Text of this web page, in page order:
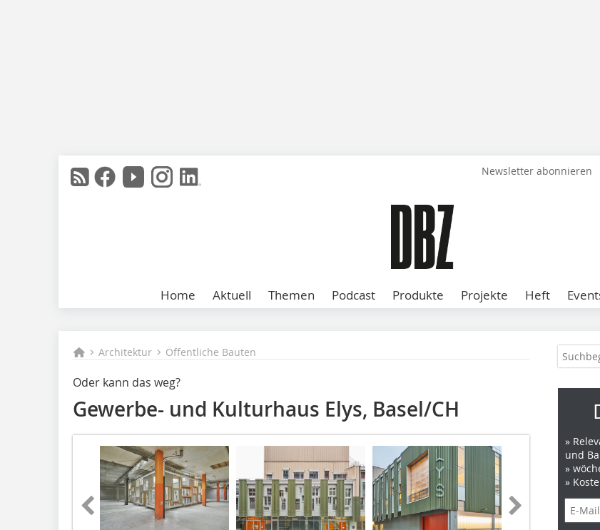
Newsletter abonnieren
Home Aktuell Themen Podcast Produkte Projekte Heft
Architektur Öffentliche Bauten
Oder kann das weg?
Gewerbe- und ­Kulturhaus Elys, Basel/CH
»
und
»
»